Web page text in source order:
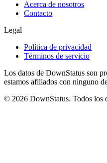
Acerca de nosotros
Contacto
Legal
Política de privacidad
Términos de servicio
Los datos de DownStatus son
estamos afiliados con ninguno
© 2026 DownStatus. Todos los